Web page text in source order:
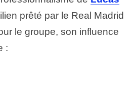
prêté par le Real Madrid
le groupe, son influence
: